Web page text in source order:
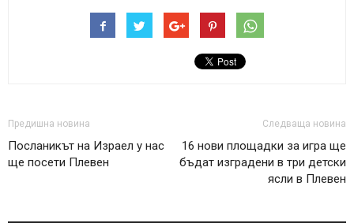
Предишна новина
Посланикът на Израел у нас
ще посети Плевен
Следваща новина
16 нови площадки за игра ще
бъдат изградени в три детски
ясли в Плевен